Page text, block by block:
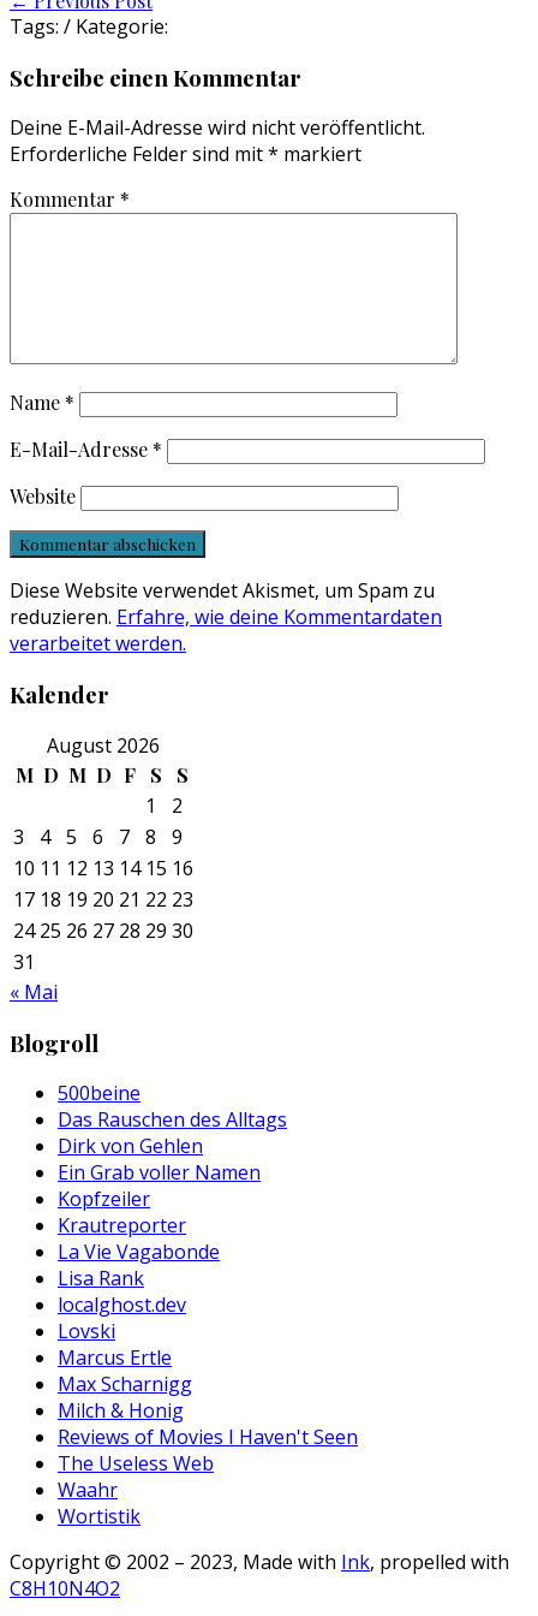
navigation
Tags: / Kategorie:
Schreibe einen Kommentar
Deine E-Mail-Adresse wird nicht veröffentlicht.
Erforderliche Felder sind mit* markiert
Kommentar *
Name *
E-Mail-Adresse *
Website
Diese Website verwendet Akismet, um Spam zu
reduzieren. Erfahre, wie deine Kommentardaten
verarbeitet werden.
Kalender
August 2026
M D M D F S S
1
2
3
4 5 6 7 8
9
10 11 12 13 14 15 16
17 18 19 20 21 22 23
24 25 26 27 28 29 30
31
« Mai
Blogroll
500beine
Das Rauschen des Alltags
Dirk von Gehlen
Ein Grab voller Namen
Kopfzeiler
Krautreporter
La Vie Vagabonde
Lisa Rank
localghost.dev
Lovski
Marcus Ertle
Max Scharnigg
Milch & Honig
Reviews of Movies I Haven't Seen
The Useless Web
Waahr
Wortistik
Copyright © 2002 – 2023, Made with Ink, propelled with
C8H10N4O2